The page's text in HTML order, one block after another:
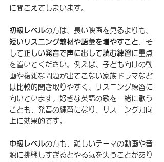
に聞こえてしまいます。
初級レベルの方は、長い映画を見るよりも、
短いリスニング教材や語彙を増やすこと 、そ
して正しい発音で声に出して読む練習に重点
を置いてください。例えば、子ども向けの動
画や複雑な問題が出てこない家族ドラマなど
は比較的聞き取りやすく、リスニング練習に
向いています。好きな英語の歌を一緒に歌う
ことも、発音の練習になり、リスニング力向
上に効果的です。
中級レベルの方も、難しいテーマの動画や音
源に挑戦しすぎるとやる気を失うことがあり